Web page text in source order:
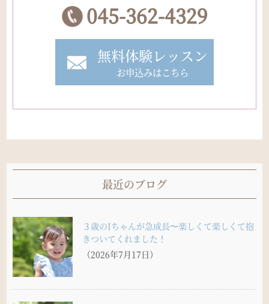
045-362-4329
無料体験レッスン
お申込みはこちら
最近のブログ
３歳のIちゃんが急成長〜楽しくて楽しくて抱
きついてくれました！
（2026年7月17日）